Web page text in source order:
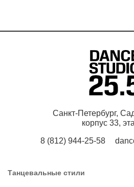
Санкт-Петербург,
корпус 33,
8 (812) 944-25-58
Танцевальные стили